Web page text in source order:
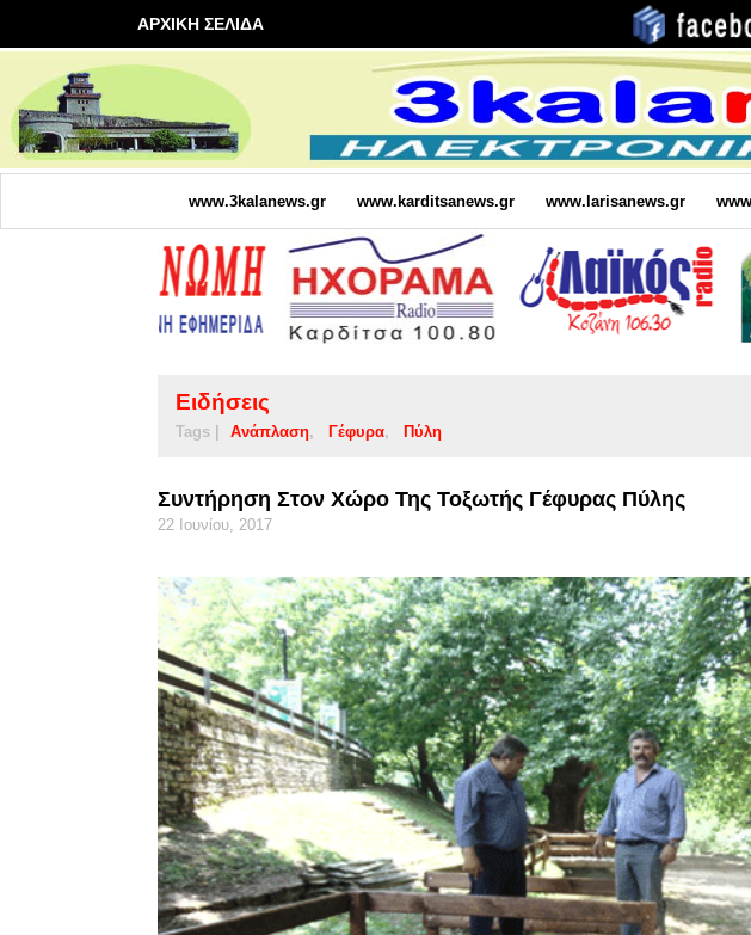
ΑΡΧΙΚΗ ΣΕΛΙΔΑ
www.3kalanews.gr www.karditsanews.gr www.larisanews.gr
Ειδήσεις
Tags | Ανάπλαση Γέφυρα Πύλη
Συντήρηση Στον Χώρο Της Τοξωτής Γέφυρας Πύλης
22 Ιουνίου, 2017